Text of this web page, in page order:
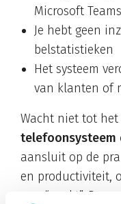
Microsoft Teams
Je hebt geen
belstatistieken
Het systeem
van klanten of
Wacht niet tot het
telefoonsysteem
aansluit op de
en productiviteit,
nog “werkt”. De